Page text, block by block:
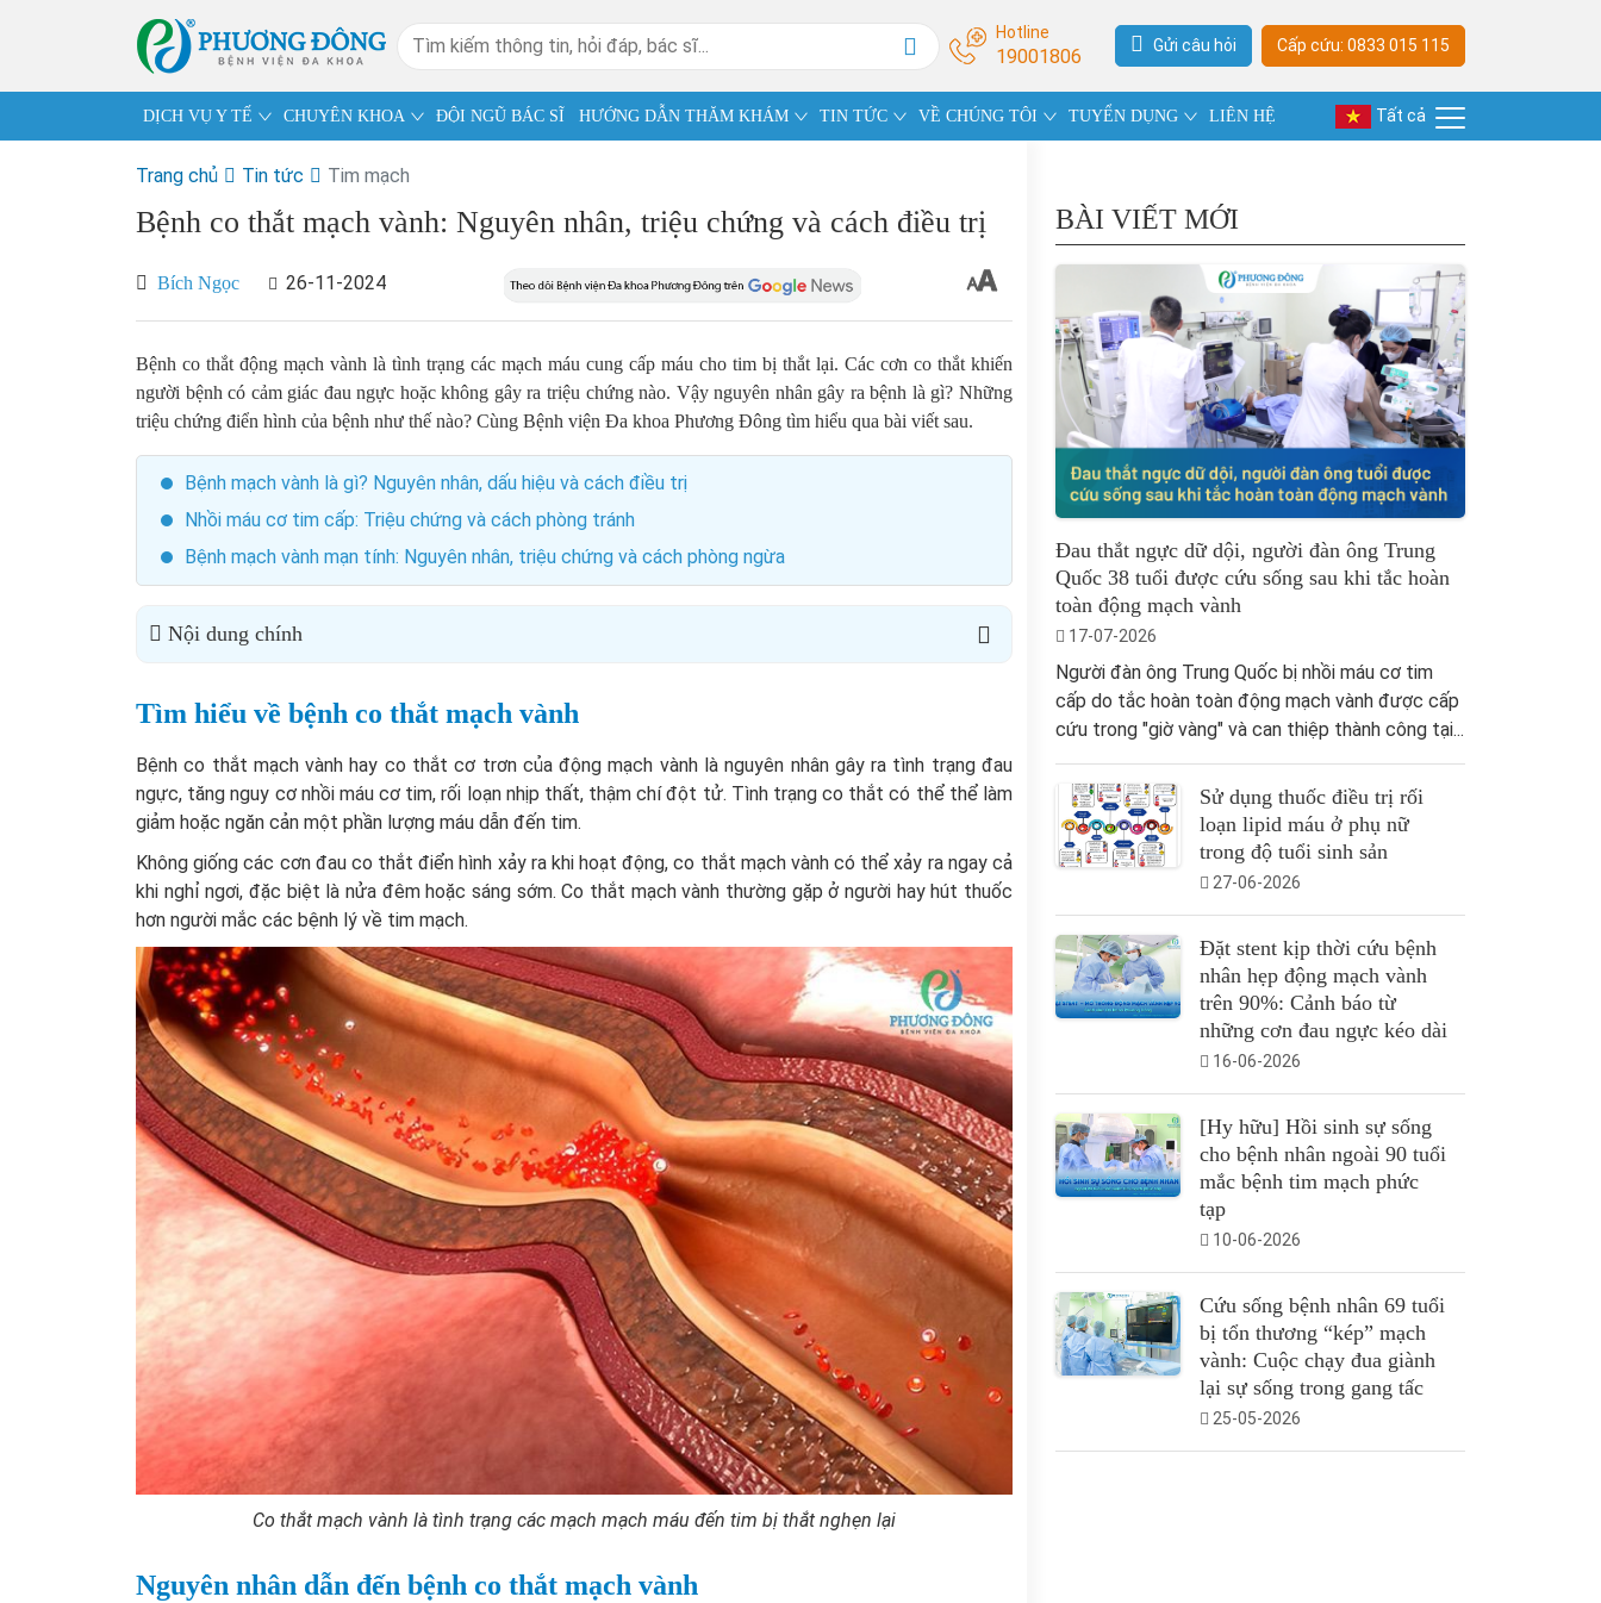
Hotline
19001806 Gửi câu hỏi Cấp cứu: 0833 015 115
DỊCH VỤ Y TẾ CHUYÊN KHOA ĐỘI NGŨ BÁC SĨ HƯỚNG DẪN THĂM KHÁM TIN TỨC VỀ CHÚNG TÔI TUYỂN DỤNG LIÊN HỆ Tất cả
Trang chủ Tin tức Tim mạch
Bệnh co thắt mạch vành: Nguyên nhân, triệu chứng và cách điều trị
Bích Ngọc 26-11-2024
Bệnh co thắt động mạch vành là tình trạng các mạch máu cung cấp máu cho tim bị thắt lại. Các cơn co thắt khiến
người bệnh có cảm giác đau ngực hoặc không gây ra triệu chứng nào. Vậy nguyên nhân gây ra bệnh là gì? Những
triệu chứng điển hình của bệnh như thế nào? Cùng Bệnh viện Đa khoa Phương Đông tìm hiểu qua bài viết sau.
Bệnh mạch vành là gì? Nguyên nhân, dấu hiệu và cách điều trị
Nhồi máu cơ tim cấp: Triệu chứng và cách phòng tránh
Bệnh mạch vành mạn tính: Nguyên nhân, triệu chứng và cách phòng ngừa
Nội dung chính
Tìm hiểu về bệnh co thắt mạch vành
Bệnh co thắt mạch vành hay co thắt cơ trơn của động mạch vành là nguyên nhân gây ra tình trạng đau
ngực, tăng nguy cơ nhồi máu cơ tim, rối loạn nhịp thất, thậm chí đột tử. Tình trạng co thắt có thể thể làm
giảm hoặc ngăn cản một phần lượng máu dẫn đến tim.
Không giống các cơn đau co thắt điển hình xảy ra khi hoạt động, co thắt mạch vành có thể xảy ra ngay cả
khi nghỉ ngơi, đặc biệt là nửa đêm hoặc sáng sớm. Co thắt mạch vành thường gặp ở người hay hút thuốc
hơn người mắc các bệnh lý về tim mạch.
Co thắt mạch vành là tình trạng các mạch mạch máu đến tim bị thắt nghẹn lại
Nguyên nhân dẫn đến bệnh co thắt mạch vành
BÀI VIẾT MỚI
Đau thắt ngực dữ dội, người đàn ông Trung
Quốc 38 tuổi được cứu sống sau khi tắc hoàn
toàn động mạch vành
17-07-2026
Người đàn ông Trung Quốc bị nhồi máu cơ tim
cấp do tắc hoàn toàn động mạch vành được cấp
cứu trong "giờ vàng" và can thiệp thành công tại...
Sử dụng thuốc điều trị rối
loạn lipid máu ở phụ nữ
trong độ tuổi sinh sản
27-06-2026
Đặt stent kịp thời cứu bệnh
nhân hẹp động mạch vành
trên 90%: Cảnh báo từ
những cơn đau ngực kéo dài
16-06-2026
[Hy hữu] Hồi sinh sự sống
cho bệnh nhân ngoài 90 tuổi
mắc bệnh tim mạch phức
tạp
10-06-2026
Cứu sống bệnh nhân 69 tuổi
bị tổn thương “kép” mạch
vành: Cuộc chạy đua giành
lại sự sống trong gang tấc
25-05-2026